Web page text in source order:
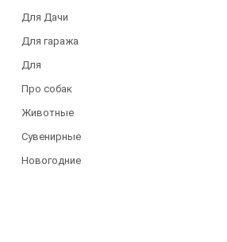
Для Дачи
Для гаража
Для
Про собак
Животные
Сувенирные
Новогодние